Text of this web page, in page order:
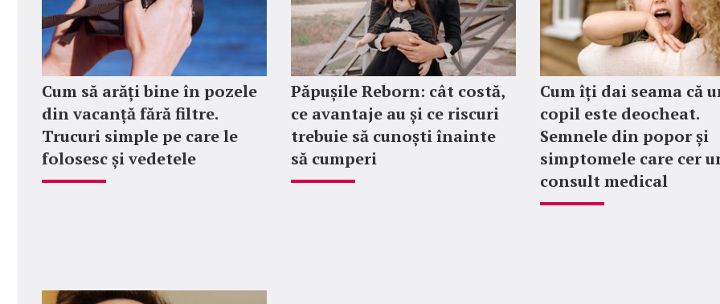
Cum să arăți bine în pozele
din vacanță fără filtre.
Trucuri simple pe care le
folosesc și vedetele
Păpușile Reborn: cât costă,
ce avantaje au și ce riscuri
trebuie să cunoști înainte
să cumperi
Cum îți dai seama că
copil este deocheat.
Semnele din popor și
simptomele care cer
consult medical